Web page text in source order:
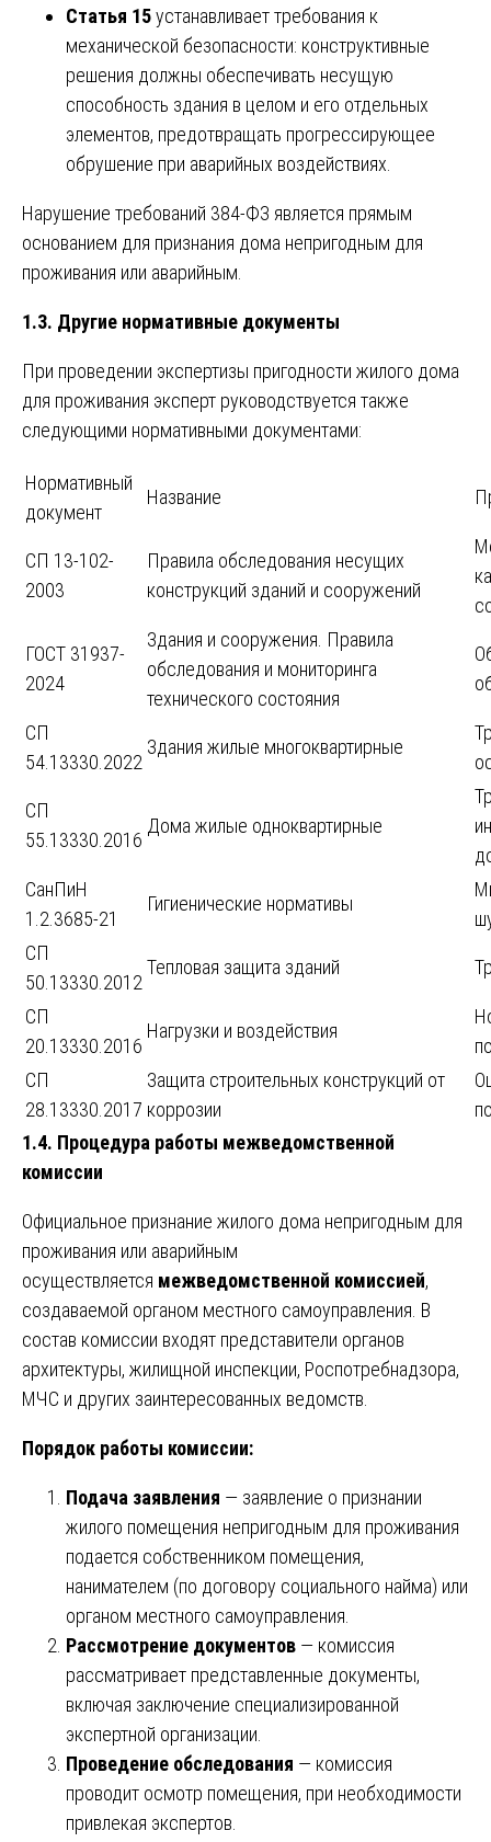
Статья 15устанавливает требования к
механической безопасности: конструктивные
решения должны обеспечивать несущую
способность здания в целом и его отдельных
элементов, предотвращать прогрессирующее
обрушение при аварийных воздействиях.
Нарушение требований 384-ФЗ является прямым
основанием для признания дома непригодным для
проживания или аварийным.
1.3. Другие нормативные документы
При проведении экспертизы пригодности жилого дома
для проживания эксперт руководствуется также
следующими нормативными документами:
Нормативный
документ
Название
СП 13-102-
2003
Правила обследования несущих
конструкций зданий и сооружений
ГОСТ 31937-
2024
Здания и сооружения. Правила
обследования и мониторинга
технического состояния
СП
54.13330.2022
Здания жилые многоквартирные
СП
55.13330.2016
Дома жилые одноквартирные
СанПиН
1.2.3685-21
Гигиенические нормативы
СП
50.13330.2012
Тепловая защита зданий
СП
20.13330.2016
Нагрузки и воздействия
СП
28.13330.2017
Защита строительных конструкций от
коррозии
1.4. Процедура работы межведомственной
комиссии
Официальное признание жилого дома непригодным для
проживания или аварийным
осуществляется межведомственной комиссией,
создаваемой органом местного самоуправления. В
состав комиссии входят представители органов
архитектуры, жилищной инспекции, Роспотребнадзора,
МЧС и других заинтересованных ведомств.
Порядок работы комиссии:
Подача заявления — заявление о признании
жилого помещения непригодным для проживания
подается собственником помещения,
нанимателем (по договору социального найма) или
органом местного самоуправления.
Рассмотрение документов — комиссия
рассматривает представленные документы,
включая заключение специализированной
экспертной организации.
Проведение обследования — комиссия
проводит осмотр помещения, при необходимости
привлекая экспертов.